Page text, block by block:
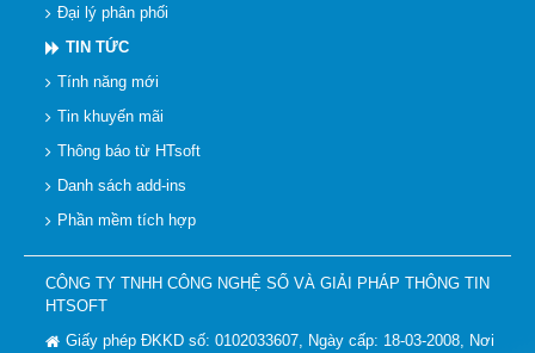
Đại lý phân phối
TIN TỨC
Tính năng mới
Tin khuyến mãi
Thông báo từ HTsoft
Danh sách add-ins
Phần mềm tích hợp
CÔNG TY TNHH CÔNG NGHỆ SỐ VÀ GIẢI PHÁP THÔNG TIN
HTSOFT
Giấy phép ĐKKD số: 0102033607, Ngày cấp: 18-03-2008, Nơi